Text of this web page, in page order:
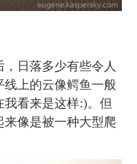
日落多少有些令人
上的云像鳄鱼一般
看来是这样:)。但
像是被一种大型爬